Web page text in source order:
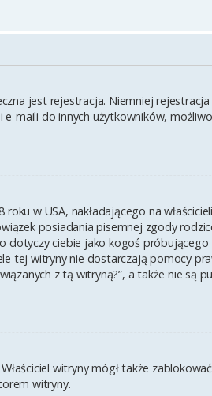
jest rejestracja. Niemniej
maili do innych użytkowników,
w USA, nakładającego na
posiadania pisemnej zgody
dotyczy ciebie jako kogoś
tej witryny nie dostarczają pomocy
z tą witryną?”, a także nie są
witryny mógł także
witryny.